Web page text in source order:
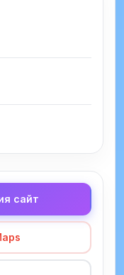
сайт